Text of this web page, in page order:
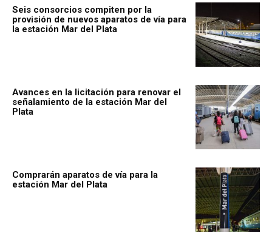
Seis consorcios compiten por la
provisión de nuevos aparatos de vía para
la estación Mar del Plata
Avances en la licitación para renovar el
señalamiento de la estación Mar del
Plata
Comprarán aparatos de vía para la
estación Mar del Plata